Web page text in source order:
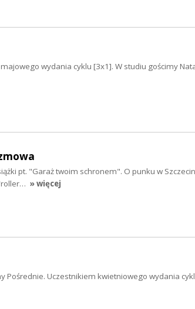
wydania cyklu [3x1]. W studiu gościmy
pt. "Garaż twoim schronem". O punku w
» więcej
Pośrednie. Uczestnikiem kwietniowego wydania